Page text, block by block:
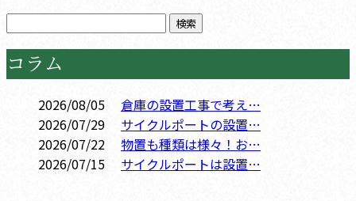
コラム
2026/08/05
倉庫の設置工事で考え…
2026/07/29
サイクルポートの設置…
2026/07/22
物置も種類は様々！お…
2026/07/15
サイクルポートは設置…